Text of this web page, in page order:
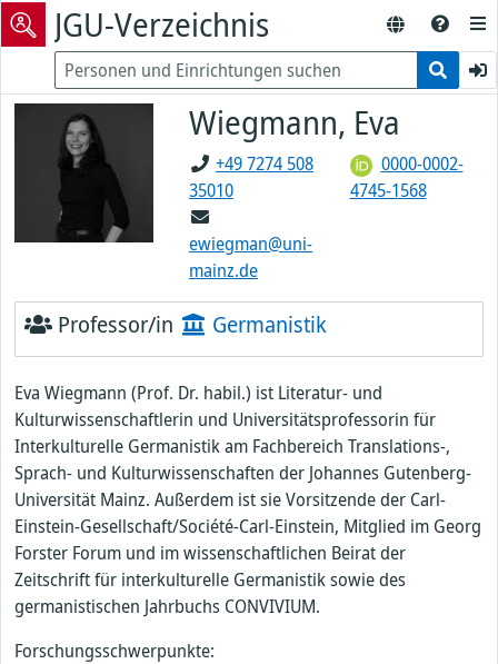
JGU-Verzeichnis
Wiegmann, Eva
+49 7274 508
35010
ewiegman@uni-
mainz.de
0000-0002-
4745-1568
Professor/in Germanistik
Eva Wiegmann (Prof. Dr. habil.) ist Literatur- und
Kulturwissenschaftlerin und Universitätsprofessorin für
Interkulturelle Germanistik am Fachbereich Translations-,
Sprach- und Kulturwissenschaften der Johannes Gutenberg-
Universität Mainz. Außerdem ist sie Vorsitzende der Carl-
Einstein-Gesellschaft/Société-Carl-Einstein, Mitglied im Georg
Forster Forum und im wissenschaftlichen Beirat der
Zeitschrift für interkulturelle Germanistik sowie des
germanistischen Jahrbuchs CONVIVIUM.
Forschungsschwerpunkte: